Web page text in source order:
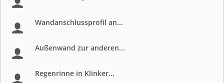
Wandanschlussprofil an...
Außenwand zur anderen...
Regenrinne in Klinker...